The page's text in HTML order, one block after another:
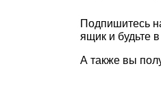
Подпишитесь
ящик и будьте
А также вы